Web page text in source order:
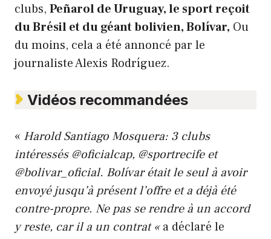
clubs, Peñarol de Uruguay, le sport reçoit
du Brésil et du géant bolivien, Bolívar, Ou
du moins, cela a été annoncé par le
journaliste Alexis Rodríguez.
Vidéos recommandées
« Harold Santiago Mosquera: 3 clubs
intéressés @oficialcap, @sportrecife et
@bolivar_oficial. Bolívar était le seul à avoir
envoyé jusqu’à présent l’offre et a déjà été
contre-propre. Ne pas se rendre à un accord
y reste, car il a un contrat «a déclaré le